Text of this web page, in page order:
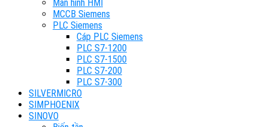
Màn hình HMI
MCCB Siemens
PLC Siemens
Cáp PLC Siemens
PLC S7-1200
PLC S7-1500
PLC S7-200
PLC S7-300
SILVERMICRO
SIMPHOENIX
SINOVO